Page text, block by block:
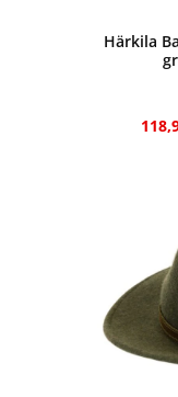
Härkila